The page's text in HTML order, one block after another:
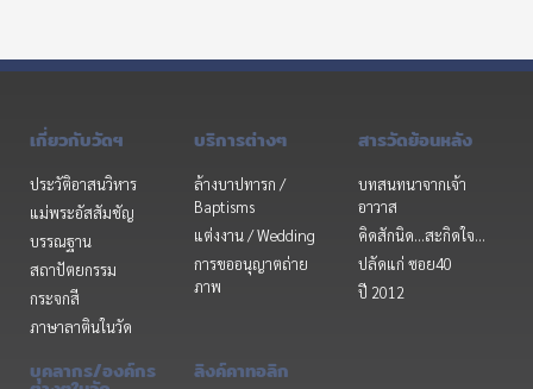
เกี่ยวกับวัดฯ
ประวัติอาสนวิหาร
แม่พระอัสสัมชัญ
บรรณฐาน
สถาปัตยกรรม
กระจกสี
ภาษาลาตินในวัด
บริการต่างๆ
ล้างบาปทารก /
Baptisms
แต่งงาน / Wedding
การขออนุญาตถ่าย
ภาพ
สารวัดย้อนหลัง
บทสนทนาจากเจ้า
อาวาส
คิดสักนิด...สะกิดใจ...
ปลัดแก่ ซอย40
ปี 2012
บุคลากร/องค์กร ลิงค์คาทอลิก